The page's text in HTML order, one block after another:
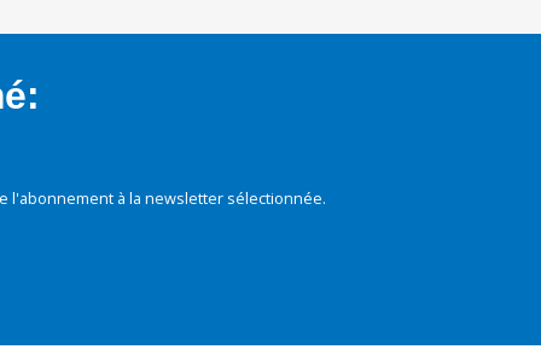
l'abonnement à la newsletter sélectionnée.